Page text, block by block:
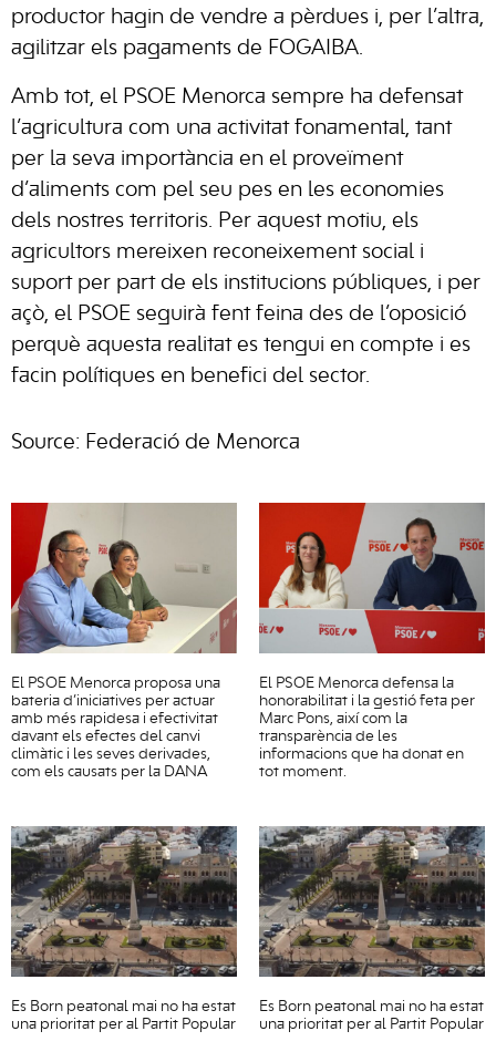
productor hagin de vendre a pèrdues i, per l’altra,
agilitzar els pagaments de FOGAIBA.
Amb tot, el PSOE Menorca sempre ha defensat
l’agricultura com una activitat fonamental, tant
per la seva importància en el proveïment
d’aliments com pel seu pes en les economies
dels nostres territoris. Per aquest motiu, els
agricultors mereixen reconeixement social i
suport per part de els institucions públiques, i per
açò, el PSOE seguirà fent feina des de l’oposició
perquè aquesta realitat es tengui en compte i es
facin polítiques en benefici del sector.
Source: Federació de Menorca
El PSOE Menorca proposa una
bateria d’iniciatives per actuar
amb més rapidesa i efectivitat
davant els efectes del canvi
climàtic i les seves derivades,
com els causats per la DANA
El PSOE Menorca defensa la
honorabilitat i la gestió feta per
Marc Pons, així com la
transparència de les
informacions que ha donat en
tot moment.
Es Born peatonal mai no ha estat
una prioritat per al Partit Popular
Es Born peatonal mai no ha estat
una prioritat per al Partit Popular